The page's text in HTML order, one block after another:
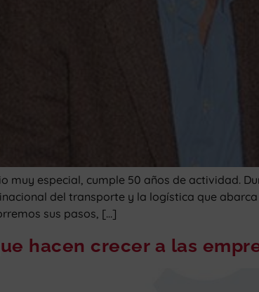
muy especial, cumple 50 años de actividad.
del transporte y la logística que
sus pasos, […]
hacen crecer a las